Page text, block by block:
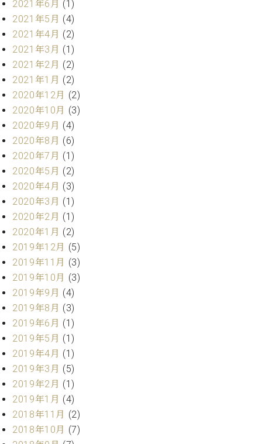
合
わ
せ
ア
ー
テ
ィ
ス
ト
カ
ス
タ
マ
ー
ー
ビ
ス
(
調
律
ア
タ
ー
サ
ー
ビ
ス
律)
2021年6月 (1)
2021年5月 (4)
2021年4月 (2)
2021年3月 (1)
2021年2月 (2)
2021年1月 (2)
2020年12月 (2)
2020年10月 (3)
2020年9月 (4)
2020年8月 (6)
2020年7月 (1)
2020年5月 (2)
2020年4月 (3)
2020年3月 (1)
2020年2月 (1)
2020年1月 (2)
2019年12月 (5)
2019年11月 (3)
2019年10月 (3)
2019年9月 (4)
2019年8月 (3)
2019年6月 (1)
2019年5月 (1)
2019年4月 (1)
2019年3月 (5)
2019年2月 (1)
2019年1月 (4)
2018年11月 (2)
2018年10月 (7)